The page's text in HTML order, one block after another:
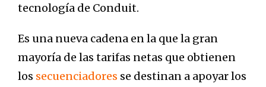
tecnología de Conduit.
Es una nueva cadena en la que la gran
mayoría de las tarifas netas que obtienen
los secuenciadores se destinan a apoyar los